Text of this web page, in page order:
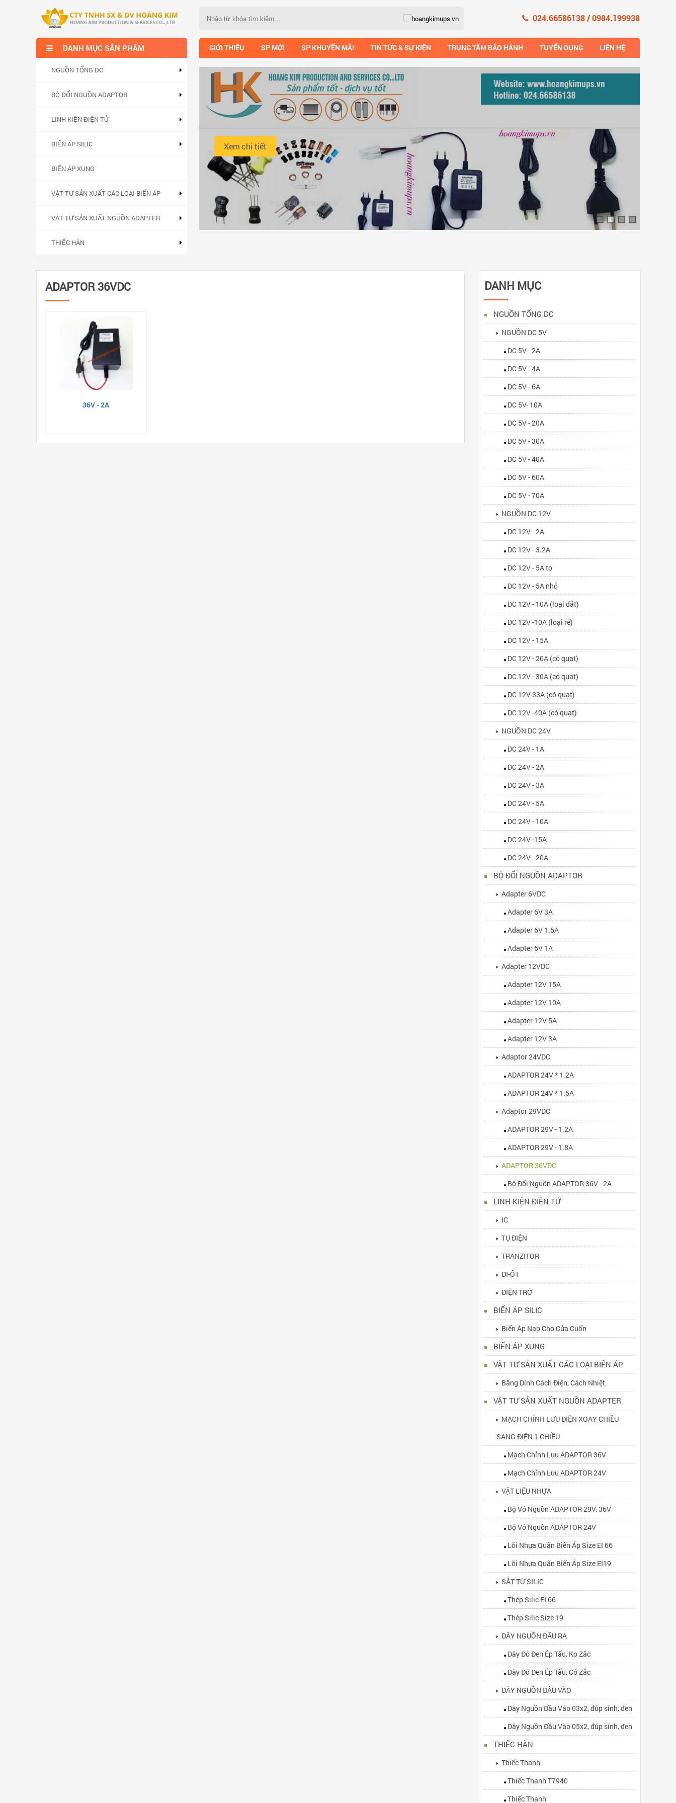
024.66586138 / 0984.199938
DANH MỤC SẢN PHẨM
NGUỒN TỔNG DC
BỘ ĐỔI NGUỒN ADAPTOR
LINH KIỆN ĐIỆN TỬ
BIẾN ÁP SILIC
BIẾN ÁP XUNG
VẬT TƯ SẢN XUẤT CÁC LOẠI BIẾN ÁP
VẬT TƯ SẢN XUẤT NGUỒN ADAPTER
THIẾC HÀN
GIỚI THIỆU SP MỚI SP KHUYẾN MÃI TIN TỨC & SỰ KIỆN TRUNG TÂM BẢO HÀNH TUYỂN DỤNG LIÊN HỆ
Xem chi tiết
DANH MỤC
NGUỒN TỔNG DC
NGUỒN DC 5V
DC 5V - 2A
DC 5V - 4A
DC 5V - 6A
DC 5V- 10A
DC 5V - 20A
DC 5V - 30A
DC 5V - 40A
DC 5V - 60A
DC 5V - 70A
NGUỒN DC 12V
DC 12V - 2A
DC 12V - 3.2A
DC 12V - 5A to
DC 12V - 5A nhỏ
DC 12V - 10A (loại đắt)
DC 12V -10A (loại rẻ)
DC 12V - 15A
DC 12V - 20A (có quạt)
DC 12V - 30A (có quạt)
DC 12V-33A (có quạt)
DC 12V -40A (có quạt)
NGUỒN DC 24V
DC 24V - 1A
DC 24V - 2A
DC 24V - 3A
DC 24V - 5A
DC 24V - 10A
DC 24V -15A
DC 24V - 20A
BỘ ĐỔI NGUỒN ADAPTOR
Adapter 6VDC
Adapter 6V 3A
Adapter 6V 1.5A
Adapter 6V 1A
Adapter 12VDC
Adapter 12V 15A
Adapter 12V 10A
Adapter 12V 5A
Adapter 12V 3A
Adaptor 24VDC
ADAPTOR 24V * 1.2A
ADAPTOR 24V * 1.5A
Adaptor 29VDC
ADAPTOR 29V - 1.2A
ADAPTOR 29V - 1.8A
ADAPTOR 36VDC
Bộ Đổi Nguồn ADAPTOR 36V - 2A
LINH KIỆN ĐIỆN TỬ
IC
TỤ ĐIỆN
TRANZITOR
ĐI-ỐT
ĐIỆN TRỞ
BIẾN ÁP SILIC
Biến Áp Nạp Cho Cửa Cuốn
BIẾN ÁP XUNG
VẬT TƯ SẢN XUẤT CÁC LOẠI BIẾN ÁP
Băng Dính Cách Điện, Cách Nhiệt
VẬT TƯ SẢN XUẤT NGUỒN ADAPTER
MẠCH CHỈNH LƯU ĐIỆN XOAY CHIỀU
SANG ĐIỆN 1 CHIỀU
Mạch Chỉnh Lưu ADAPTOR 36V
Mạch Chỉnh Lưu ADAPTOR 24V
VẬT LIỆU NHỰA
Bộ Vỏ Nguồn ADAPTOR 29V, 36V
Bộ Vỏ Nguồn ADAPTOR 24V
Lõi Nhựa Quấn Biến Áp Size EI 66
Lõi Nhựa Quấn Biến Áp Size EI19
SẮT TỪ SILIC
Thép Silic EI 66
Thép Silic Size 19
DÂY NGUỒN ĐẦU RA
Dây Đỏ Đen Ép Tẩu, Ko Zắc
Dây Đỏ Đen Ép Tẩu, Có Zắc
DÂY NGUỒN ĐẦU VÀO
Dây Nguồn Đầu Vào 03x2, đúp sính, đen
Dây Nguồn Đầu Vào 05x2, đúp sính, đen
THIẾC HÀN
Thiếc Thanh
Thiếc Thanh T7940
Thiếc Thanh
ADAPTOR 36VDC
36V - 2A